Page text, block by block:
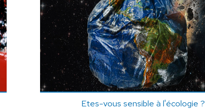
Etes-vous sensible à l'écologie ?